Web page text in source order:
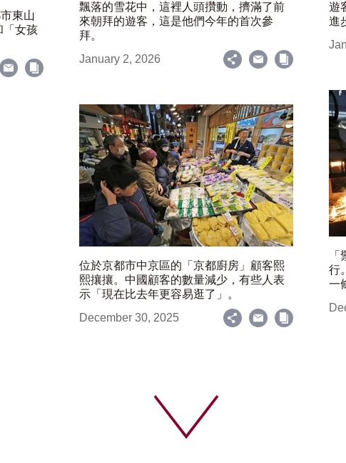
東山
「女孩
飄落的雪花中，這裡人頭攢動，擠滿了前
來朝拜的遊客，這是他們今年的首次參
拜。
January 2, 2026
遊
進
行
一
位於京都市中京區的「京都廚房」顧客熙
熙攘攘。中國顧客的數量減少，有些人表
示「現在比去年更容易逛了」。
December 30, 2025